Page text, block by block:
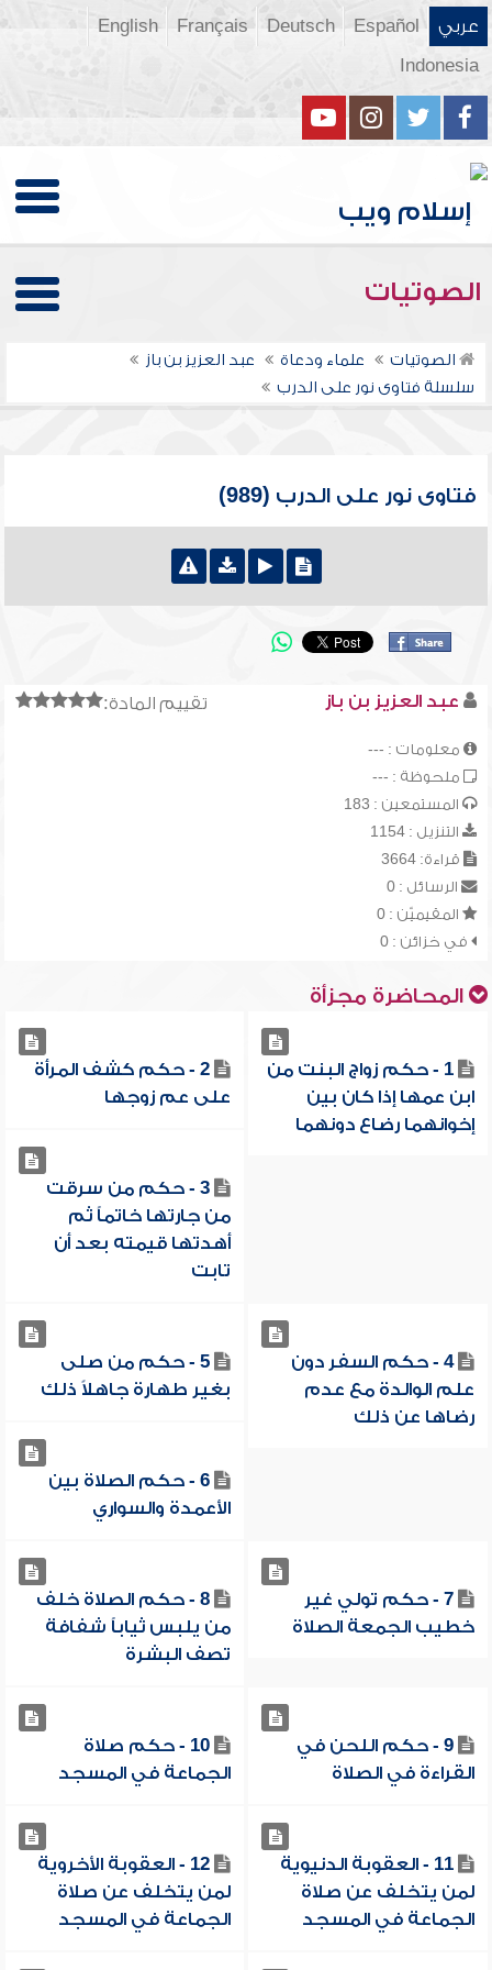
عربي Español
Deutsch
Français
English
Indonesia
الصوتيات
الصوتيات علماء ودعاة
عبد العزيز بن باز
سلسلة فتاوى نور على الدرب
فتاوى نور على الدرب (989)
تقييم المادة: عبد العزيز بن باز
معلومات : ---
ملحوظة : ---
المستمعين : 183
التنزيل : 1154
قراءة: 3664
الرسائل : 0
المقيميّن : 0
في خزائن : 0
المحاضرة مجزأة
1 - حكم زواج البنت من
ابن عمها إذا كان بين
إخوانهما رضاع دونهما
2 - حكم كشف المرأة
على عم زوجها
3 - حكم من سرقت
من جارتها خاتماً ثم
أهدتها قيمته بعد أن
تابت
4 - حكم السفر دون
علم الوالدة مع عدم
رضاها عن ذلك
5 - حكم من صلى
بغير طهارة جاهلاً ذلك
6 - حكم الصلاة بين
الأعمدة والسواري
7 - حكم تولي غير
خطيب الجمعة الصلاة
8 - حكم الصلاة خلف
من يلبس ثياباً شفافة
تصف البشرة
9 - حكم اللحن في
القراءة في الصلاة
10 - حكم صلاة
الجماعة في المسجد
11 - العقوبة الدنيوية
لمن يتخلف عن صلاة
الجماعة في المسجد
12 - العقوبة الأخروية
لمن يتخلف عن صلاة
الجماعة في المسجد